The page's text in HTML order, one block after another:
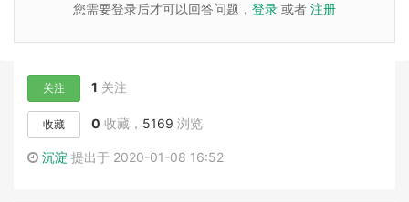
您需要登录后才可以回答问题， 登录 或者 注册
关注 1 关注
收藏 0 收藏， 5169 浏览
沉淀 提出于 2020-01-08 16:52